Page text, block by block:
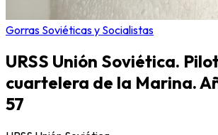
Gorras Soviéticas y Socialistas
URSS Unión Soviética.
cuartelera de la Marina.
57